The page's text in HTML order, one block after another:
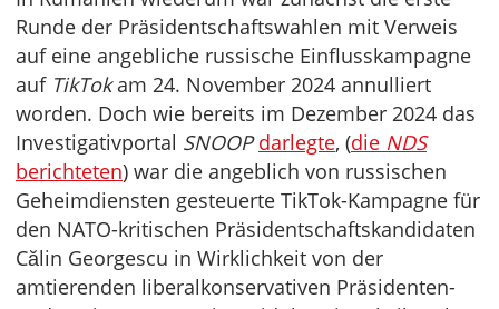
Runde der Präsidentschaftswahlen mit Verweis
auf eine angebliche russische Einflusskampagne
auf TikTokam 24. November 2024 annulliert
worden. Doch wie bereits im Dezember 2024 das
Investigativportal SNOOP darlegte, (die NDS
berichteten) war die angeblich von russischen
Geheimdiensten gesteuerte TikTok-Kampagne für
den NATO-kritischen Präsidentschaftskandidaten
Călin Georgescu in Wirklichkeit von der
amtierenden liberalkonservativen Präsidenten-